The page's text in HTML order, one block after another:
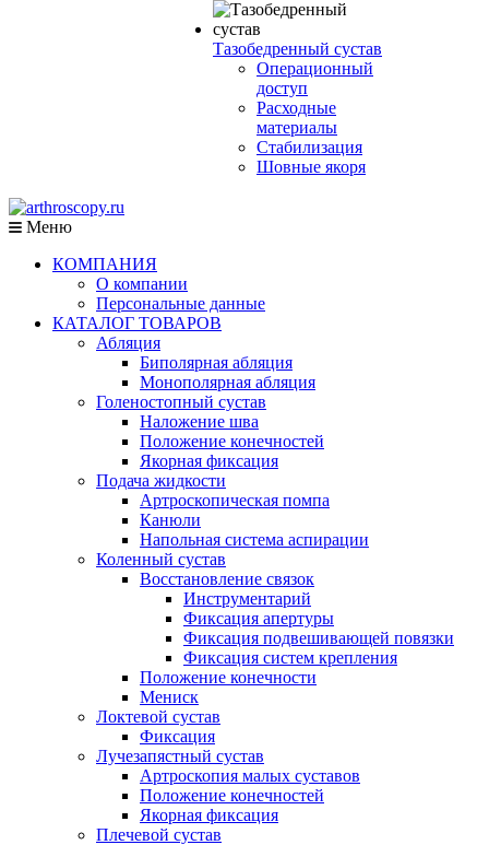
Тазобедренный сустав
Операционный
доступ
Расходные
материалы
Стабилизация
Шовные якоря
Меню
КОМПАНИЯ
О компании
Персональные данные
КАТАЛОГ ТОВАРОВ
Абляция
Биполярная абляция
Монополярная абляция
Голеностопный сустав
Наложение шва
Положение конечностей
Якорная фиксация
Подача жидкости
Артроскопическая помпа
Канюли
Напольная система аспирации
Коленный сустав
Восстановление связок
Инструментарий
Фиксация апертуры
Фиксация подвешивающей повязки
Фиксация систем крепления
Положение конечности
Мениск
Локтевой сустав
Фиксация
Лучезапястный сустав
Артроскопия малых суставов
Положение конечностей
Якорная фиксация
Плечевой сустав